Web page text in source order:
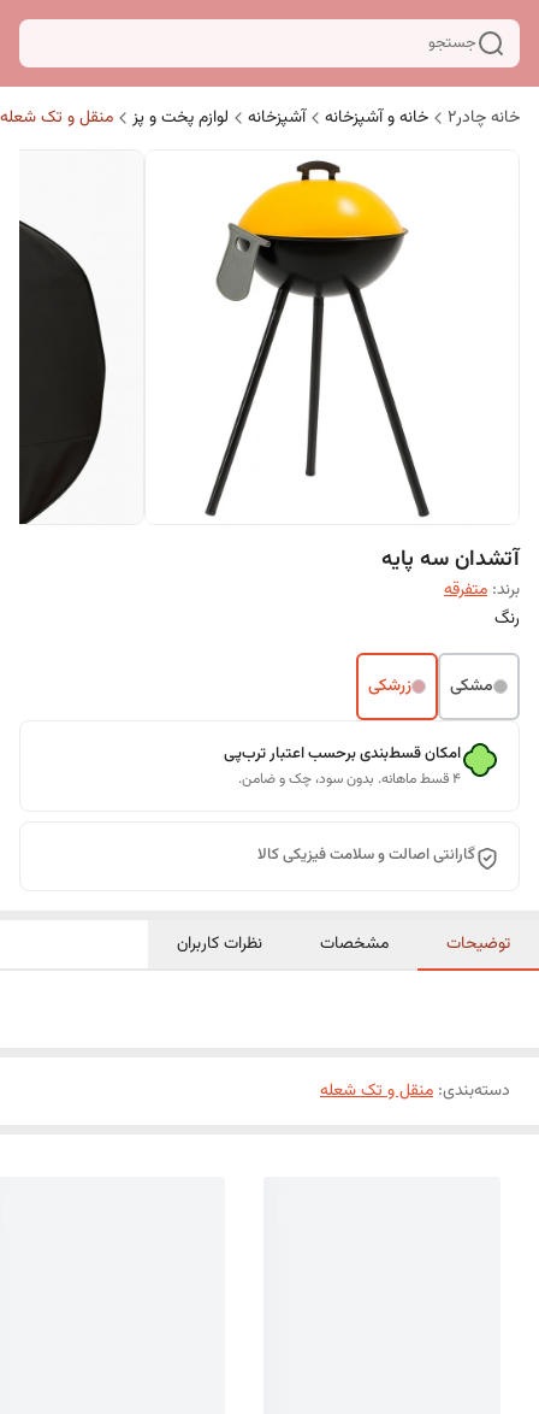
جستجو
خانه چادر۲ خانه و آشپزخانه آشپزخانه لوازم پخت و پز منقل و تک شعله
آتشدان سه پایه
برند: متفرقه
رنگ
مشکی زرشکی
امکان قسط‌بندی برحسب اعتبار ترب‌پی
۴ قسط ماهانه. بدون سود، چک و ضامن.
گارانتی اصالت و سلامت فیزیکی کالا
توضیحات مشخصات نظرات کاربران
دسته‌بندی: منقل و تک شعله